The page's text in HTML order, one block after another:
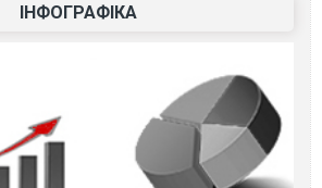
ІНФОГРАФІКА